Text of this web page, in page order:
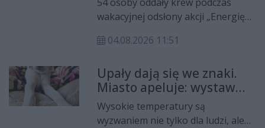
pomagać z mocą
54 osoby oddały krew podczas
wakacyjnej odsłony akcji „Energię
Połaniec. Efekt? Ponad 24 litry
mocny dowód na to, że lokalna
solidarność nie jest pustym hasłem.
04.08.2026 11:51
Upały dają się we znaki.
Miasto apeluje: wystaw
miskę z wodą dla zwierząt
Wysokie temperatury są
wyzwaniem nie tylko dla ludzi, ale